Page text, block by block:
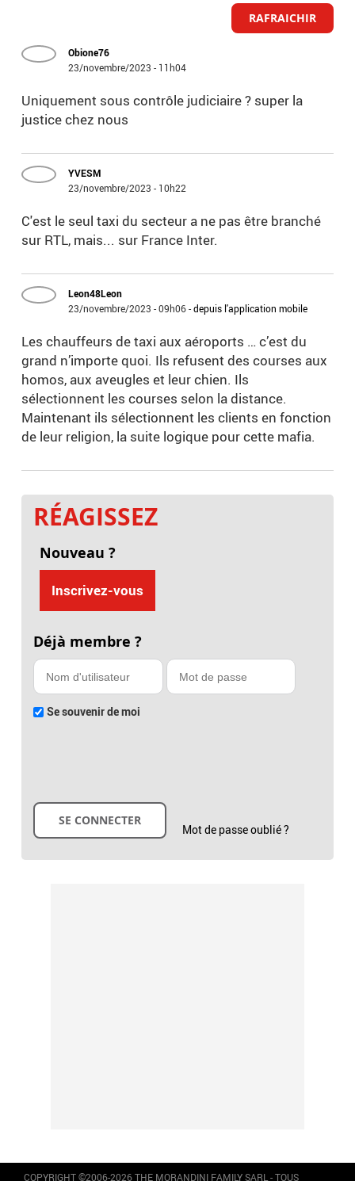
RAFRAICHIR
Obione76
23/novembre/2023 - 11h04
Uniquement sous contrôle judiciaire ? super la
justice chez nous
YVESM
23/novembre/2023 - 10h22
C'est le seul taxi du secteur a ne pas être branché
sur RTL, mais... sur France Inter.
Leon48Leon
23/novembre/2023 - 09h06-depuis l'application mobile
Les chauffeurs de taxi aux aéroports … c’est du
grand n’importe quoi. Ils refusent des courses aux
homos, aux aveugles et leur chien. Ils
sélectionnent les courses selon la distance.
Maintenant ils sélectionnent les clients en fonction
de leur religion, la suite logique pour cette mafia.
RÉAGISSEZ
Nouveau ?
Inscrivez-vous
Déjà membre ?
Se souvenir de moi
Mot de passe oublié ?
COPYRIGHT ©2006-2026 THE MORANDINI FAMILY SARL - TOUS